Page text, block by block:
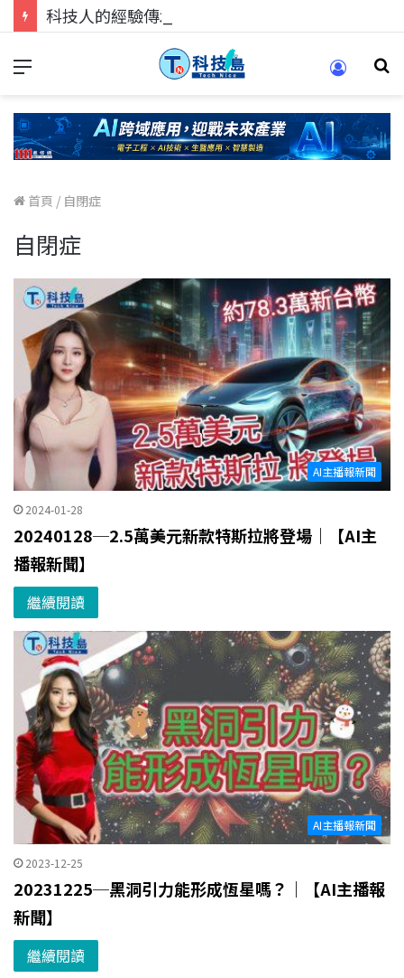
首頁 / 自閉症
自閉症
AI主播報新聞
2024-01-28
20240128─2.5萬美元新款特斯拉將登場｜【AI主
播報新聞】
繼續閱讀
AI主播報新聞
2023-12-25
20231225─黑洞引力能形成恆星嗎？｜【AI主播報
新聞】
繼續閱讀